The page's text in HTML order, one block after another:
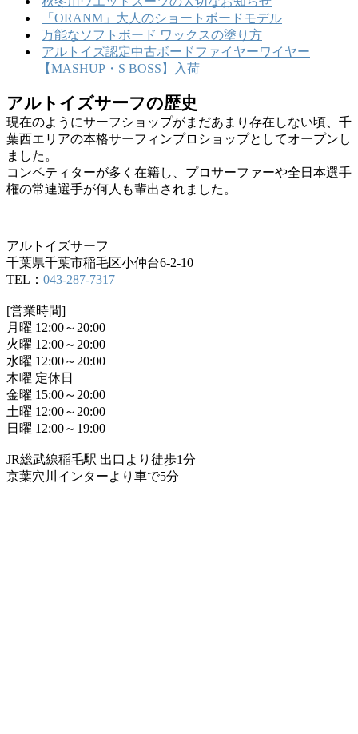
「ORANM」大人のショートボードモデル
万能なソフトボード ワックスの塗り方
アルトイズ認定中古ボードファイヤーワイヤー
【MASHUP・S BOSS】入荷
アルトイズサーフの歴史
現在のようにサーフショップがまだあまり存在しない頃、千
葉西エリアの本格サーフィンプロショップとしてオープンし
ました。
コンペティターが多く在籍し、プロサーファーや全日本選手
権の常連選手が何人も輩出されました。
アルトイズサーフ
千葉県千葉市稲毛区小仲台6-2-10
TEL： 043-287-7317
[営業時間]
月曜 12:00～20:00
火曜 12:00～20:00
水曜 12:00～20:00
木曜 定休日
金曜 15:00～20:00
土曜 12:00～20:00
日曜 12:00～19:00
JR総武線稲毛駅 出口より徒歩1分
京葉穴川インターより車で5分